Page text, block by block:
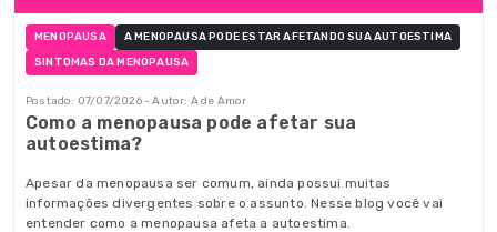
MENOPAUSA
A MENOPAUSA PODE ESTAR AFETANDO SUA AUTOESTIMA
SINTOMAS DA MENOPAUSA
Postado: 07/07/2026 - Autor: A de Amor
Como a menopausa pode afetar sua
autoestima?
Apesar da menopausa ser comum, ainda possui muitas
informações divergentes sobre o assunto. Nesse blog você vai
entender como a menopausa afeta a autoestima.